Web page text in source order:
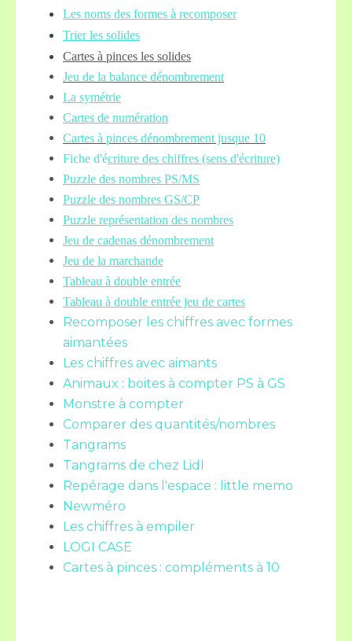
Les noms des formes à recomposer
Trier les solides
Cartes à pinces les solides
Jeu de la balance dénombrement
La symétrie
Cartes de numération
Cartes à pinces dénombrement jusque 10
Fiche d'écriture des chiffres (sens d'écriture)
Puzzle des nombres PS/MS
Puzzle des nombres GS/CP
Puzzle représentation des nombres
Jeu de cadenas dénombrement
Jeu de la marchande
Tableau à double entrée
Tableau à double entrée jeu de cartes
Recomposer les chiffres avec formes
aimantées
Les chiffres avec aimants
Animaux : boites à compter PS à GS
Monstre à compter
Comparer des quantités/nombres
Tangrams
Tangrams de chez Lidl
Repérage dans l'espace : little memo
Newméro
Les chiffres à empiler
LOGI CASE
Cartes à pinces : compléments à 10